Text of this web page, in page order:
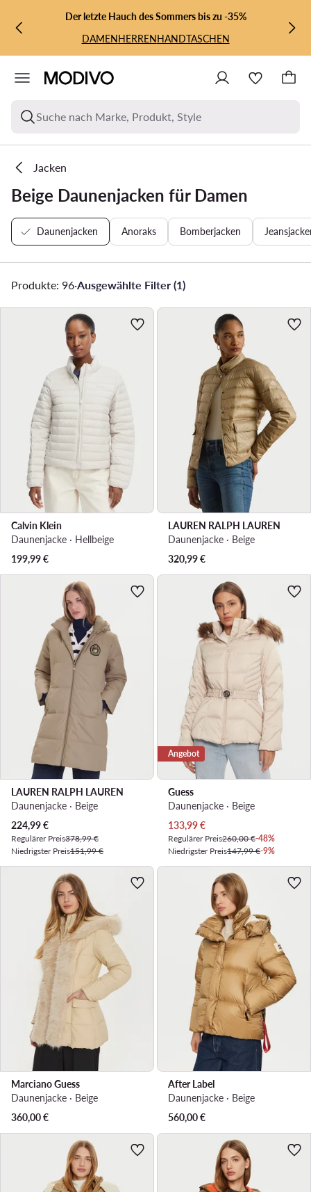
ZUM HAUPTINHALT SPRINGEN
ZUR SUCHEDer letzte Hauch des Sommers bis zu -35%
DAMENHERRENHANDTASCHEN
Suche nach Marke, Produkt, Style
Jacken
Beige Daunenjacken für Damen
Daunenjacken Anoraks Bomberjacken
Produkte: 96·Ausgewählte Filter (1)
Calvin Klein
Daunenjacke · Hellbeige
199,99€
LAUREN RALPH LAUREN
Daunenjacke · Beige
320,99€
LAUREN RALPH LAUREN
Daunenjacke · Beige
Aktueller Preis
224,99€
Regulärer Preis378,99 €
Niedrigster Preis151,99 €
Angebot
Guess
Daunenjacke · Beige
Aktueller Preis
133,99€
Regulärer Preis260,00 €-48%
Niedrigster Preis147,99 €-9%
Marciano Guess
Daunenjacke · Beige
360,00€
After Label
Daunenjacke · Beige
560,00€